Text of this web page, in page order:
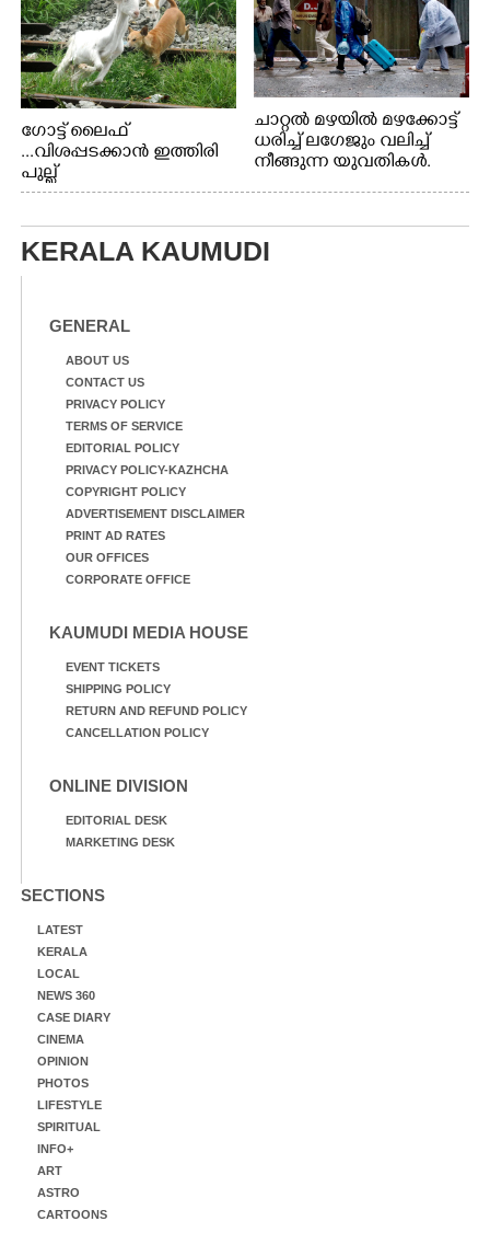
ഗോട്ട് ലൈഫ്
...വിശപ്പടക്കാൻ ഇത്തിരി
പുല്ല്
തിന്നാനെത്തിയതാണ്
വയറിന്റെ ആന്തൽ മറന്ന്
ജീവന് വേണ്ടിയായി ഓട്ടം.
വാത്തുരുത്തിയിൽ
ചാറ്റൽ മഴയിൽ മഴക്കോട്ട്
ധരിച്ച് ലഗേജും വലിച്ച്
നീങ്ങുന്ന യുവതികൾ.
KERALA KAUMUDI
GENERAL
ABOUT US
CONTACT US
PRIVACY POLICY
TERMS OF SERVICE
EDITORIAL POLICY
PRIVACY POLICY-KAZHCHA
COPYRIGHT POLICY
ADVERTISEMENT DISCLAIMER
PRINT AD RATES
OUR OFFICES
CORPORATE OFFICE
KAUMUDI MEDIA HOUSE
EVENT TICKETS
SHIPPING POLICY
RETURN AND REFUND POLICY
CANCELLATION POLICY
ONLINE DIVISION
EDITORIAL DESK
MARKETING DESK
SECTIONS
LATEST
KERALA
LOCAL
NEWS 360
CASE DIARY
CINEMA
OPINION
PHOTOS
LIFESTYLE
SPIRITUAL
INFO+
ART
ASTRO
CARTOONS